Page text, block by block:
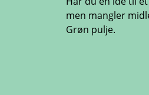
men mangler
Grøn pulje.